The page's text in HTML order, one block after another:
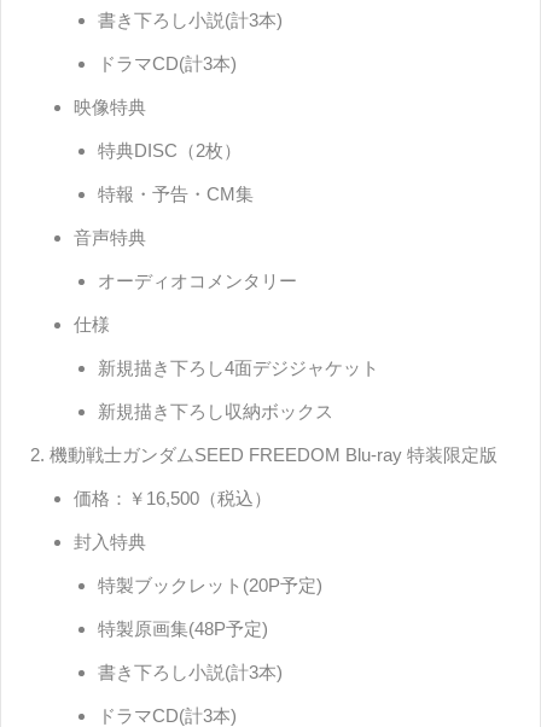
書き下ろし小説(計3本)
ドラマCD(計3本)
映像特典
特典DISC（2枚）
特報・予告・CM集
音声特典
オーディオコメンタリー
仕様
新規描き下ろし4面デジジャケット
新規描き下ろし収納ボックス
機動戦士ガンダムSEED FREEDOM Blu-ray 特装限定版
価格：￥16,500（税込）
封入特典
特製ブックレット(20P予定)
特製原画集(48P予定)
書き下ろし小説(計3本)
ドラマCD(計3本)